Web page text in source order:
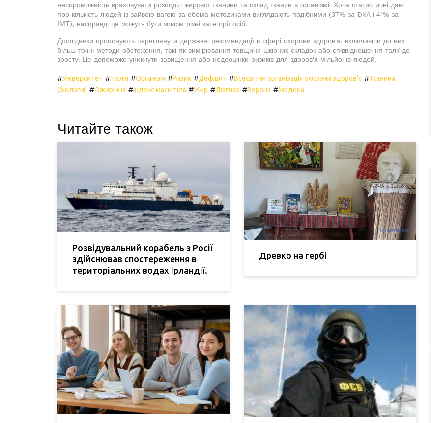
неспроможність враховувати розподіл жирової тканини та склад тканин в організмі. Хоча статистичні дані
про кількість людей із зайвою вагою за обома методиками виглядають подібними (37% за DXA і 41% за
ІМТ), насправді це можуть бути зовсім різні категорії осіб.
Дослідники пропонують переглянути державні рекомендації в сфері охорони здоров'я, включивши до них
більш точні методи обстеження, такі як вимірювання товщини шкірних складок або співвідношення талії до
зросту. Це допоможе уникнути завищення або недооцінки ризиків для здоров'я мільйонів людей.
#Університет #Італія #Організм #Ризик #Дефіцит #Всесвітня організація охорони здоров'я #Тканина
(біологія) #Ожиріння #Індекс маси тіла #Жир #Діагноз #Верона #Модена
Читайте також
Розвідувальний корабель з Росії
здійснював спостереження в
територіальних водах Ірландії.
Древко на гербі